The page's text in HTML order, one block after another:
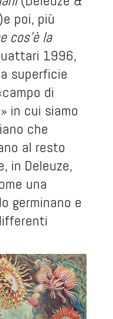
poi, più
cos’è la
1996,
superficie
di
in cui siamo
che
al resto
in Deleuze,
una
germinano e